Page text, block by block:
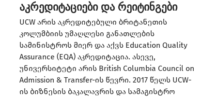
აკრედიტაციები და რეიტინგები
UCW არის აკრედიტებული ბრიტანეთის
კოლუმბიის უმაღლესი განათლების
სამინისტროს მიერ და აქვს Education Quality
Assurance (EQA) აკრედიტაცია. ასევე,
უნივერსიტეტი არის British Columbia Council on
Admission & Transfer-ის წევრი. 2017 წელს UCW-
ის ბიზნესის ბაკალავრის და სამაგისტრო